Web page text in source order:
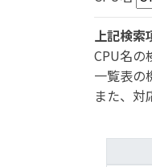
上記検索
CPU名の
一覧表の
また、対